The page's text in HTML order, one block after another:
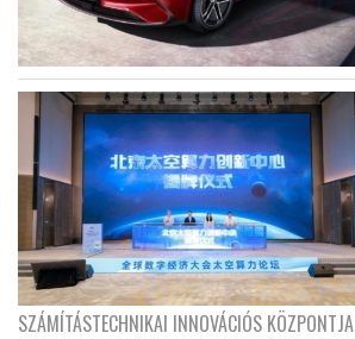
SZÁMÍTÁSTECHNIKAI INNOVÁCIÓS KÖZPONTJA